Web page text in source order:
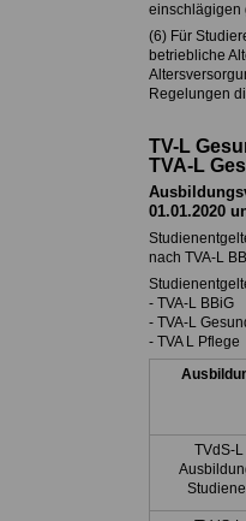
einschlägigen
(6) Für
betriebliche
Regelungen
TV-L
TVA-L
01.01.2020
nach TVA-L
- TVA-L BBiG
- TVA-L
- TVA L Pflege
TVdS-